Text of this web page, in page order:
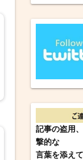
記事の盗用
撃的な
言葉を添え